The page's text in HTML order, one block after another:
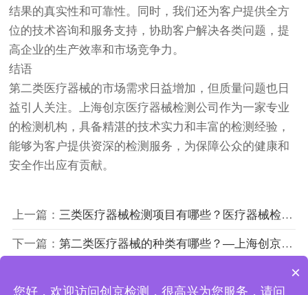
结果的真实性和可靠性。同时，我们还为客户提供全方
位的技术咨询和服务支持，协助客户解决各类问题，提
高企业的生产效率和市场竞争力。
结语
第二类医疗器械的市场需求日益增加，但质量问题也日
益引人关注。上海创京医疗器械检测公司作为一家专业
的检测机构，具备精湛的技术实力和丰富的检测经验，
能够为客户提供资深的检测服务，为保障公众的健康和
安全作出应有贡献。
上一篇： 三类医疗器械检测项目有哪些？医疗器械检测关键点！
下一篇： 第二类医疗器械的种类有哪些？—上海创京第三方检测中心
上海创京检测技术有限公司
×
您好，欢迎访问创京检测，很高兴为您服务，请问